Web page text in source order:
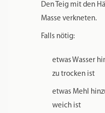
Den Teig mit den
Masse verkneten.
Falls nötig:
etwas Wasser
zu trocken ist
etwas Mehl
weich ist